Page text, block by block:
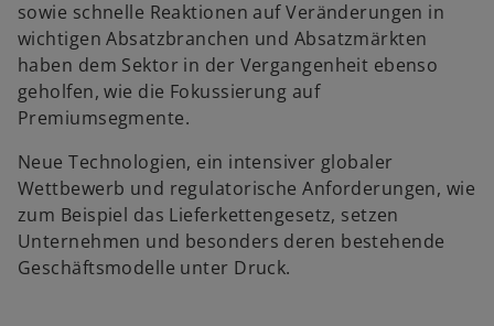
sowie schnelle Reaktionen auf Veränderungen in
wichtigen Absatzbranchen und Absatzmärkten
haben dem Sektor in der Vergangenheit ebenso
geholfen, wie die Fokussierung auf
Premiumsegmente.
Neue Technologien, ein intensiver globaler
Wettbewerb und regulatorische Anforderungen, wie
zum Beispiel das Lieferkettengesetz, setzen
Unternehmen und besonders deren bestehende
Geschäftsmodelle unter Druck.